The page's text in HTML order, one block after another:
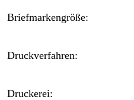
Briefmarkengröße:
Druckverfahren:
Druckerei: